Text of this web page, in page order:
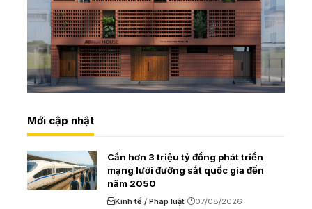
Mới cập nhật
Cần hơn 3 triệu tỷ đồng phát triển
mạng lưới đường sắt quốc gia đến
năm 2050
Kinh tế / Pháp luật 07/08/2026